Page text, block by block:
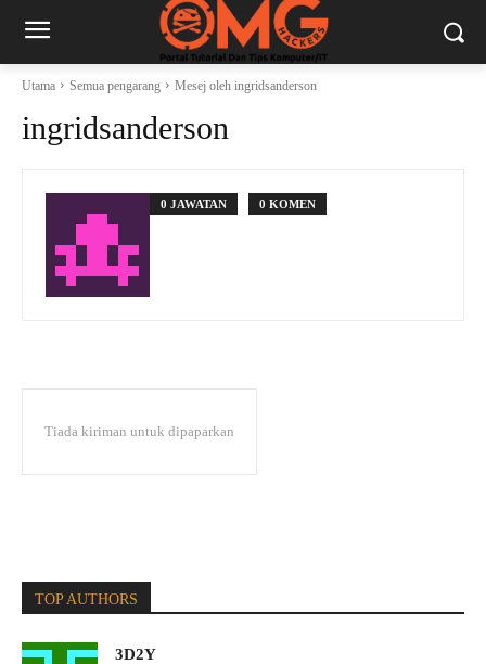
Utama Semua pengarang Mesej oleh ingridsanderson
ingridsanderson
0 JAWATAN 0 KOMEN
Tiada kiriman untuk dipaparkan
TOP AUTHORS
3D2Y